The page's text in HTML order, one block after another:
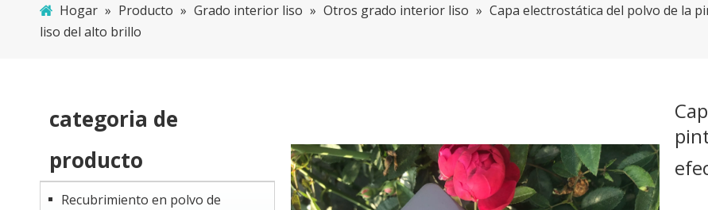
Hogar » Producto » Grado interior liso » Otros grado interior liso » Capa electrostática del polvo de la
liso del alto brillo
categoria de
producto
Recubrimiento en polvo de